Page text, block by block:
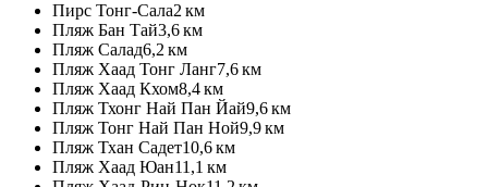
Пирс Тонг-Сала2 км
Пляж Бан Тай3,6 км
Пляж Салад6,2 км
Пляж Хаад Тонг Ланг7,6 км
Пляж Хаад Кхом8,4 км
Пляж Тхонг Най Пан Йай9,6 км
Пляж Тонг Най Пан Ной9,9 км
Пляж Тхан Садет10,6 км
Пляж Хаад Юан11,1 км